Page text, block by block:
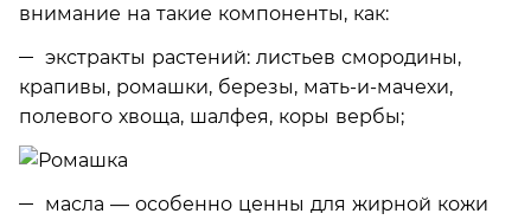
внимание на такие компоненты, как:
экстракты растений: листьев смородины,
крапивы, ромашки, березы, мать-и-мачехи,
полевого хвоща, шалфея, коры вербы;
масла — особенно ценны для жирной кожи